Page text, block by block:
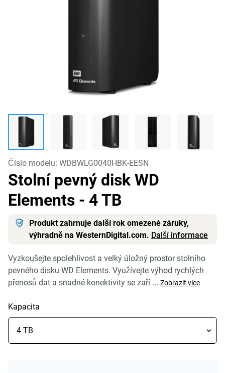
Číslo modelu: WDBWLG0040HBK-EESN
Stolní pevný disk WD
Elements - 4 TB
Produkt zahrnuje další rok omezené záruky,
výhradně na WesternDigital.com. Další informace
Vyzkoušejte spolehlivost a velký úložný prostor stolního
pevného disku WD Elements. Využívejte výhod rychlých
přenosů dat a snadné konektivity se zaří ... Zobrazit více
Kapacita